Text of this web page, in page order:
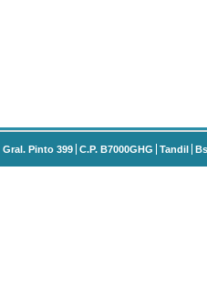
Gral. Pinto 399 C.P. B7000GHG Tandil